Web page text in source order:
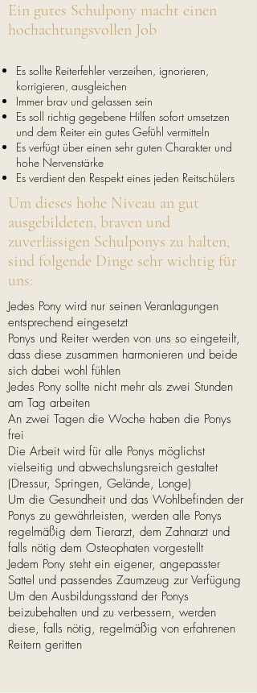
Ein gutes Schulpony macht einen
hochachtungsvollen Job
Es sollte Reiterfehler verzeihen, ignorieren,
korrigieren, ausgleichen
Immer brav und gelassen sein
Es soll richtig gegebene Hilfen sofort umsetzen
und dem Reiter ein gutes Gefühl vermitteln
Es verfügt über einen sehr guten Charakter und
hohe Nervenstärke
Es verdient den Respekt eines jeden Reitschülers
Um dieses hohe Niveau an gut
ausgebildeten, braven und
zuverlässigen Schulponys zu halten,
sind folgende Dinge sehr wichtig für
uns:
Jedes Pony wird nur seinen Veranlagungen
entsprechend eingesetzt
Ponys und Reiter werden von uns so eingeteilt,
dass diese zusammen harmonieren und beide
sich dabei wohl fühlen
Jedes Pony sollte nicht mehr als zwei Stunden
am Tag arbeiten
An zwei Tagen die Woche haben die Ponys
frei
Die Arbeit wird für alle Ponys möglichst
vielseitig und abwechslungsreich gestaltet
(Dressur, Springen, Gelände, Longe)
Um die Gesundheit und das Wohlbefinden der
Ponys zu gewährleisten, werden alle Ponys
regelmäßig dem Tierarzt, dem Zahnarzt und
falls nötig dem Osteophaten vorgestellt
Jedem Pony steht ein eigener, angepasster
Sattel und passendes Zaumzeug zur Verfügung
Um den Ausbildungsstand der Ponys
beizubehalten und zu verbessern, werden
diese, falls nötig, regelmäßig von erfahrenen
Reitern geritten